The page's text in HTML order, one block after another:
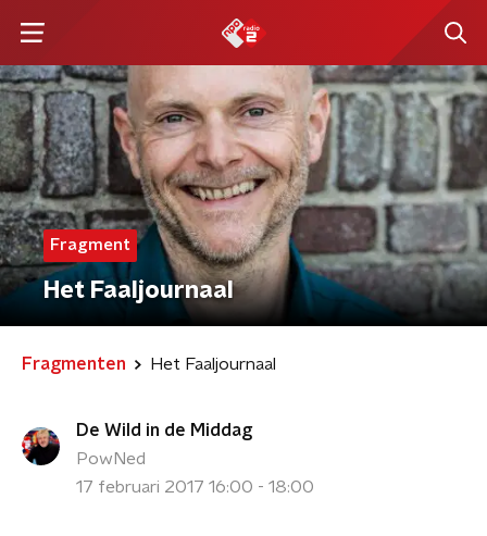
Fragment
Het Faaljournaal
Fragmenten Het Faaljournaal
De Wild in de Middag
PowNed
17 februari 2017 16:00 - 18:00